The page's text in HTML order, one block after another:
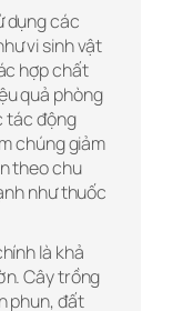
dụng các
vi sinh vật
hợp chất
quả phòng
tác động
chúng giảm
theo chu
như thuốc
là khả
Cây trồng
phun, đất